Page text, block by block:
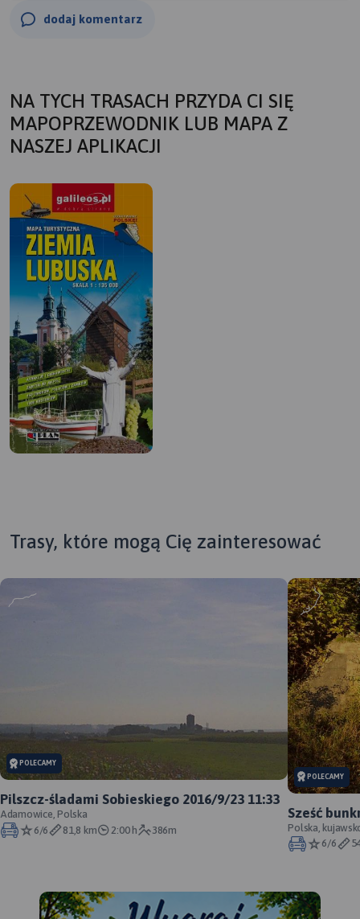
dodaj komentarz
NA TYCH TRASACH PRZYDA CI SIĘ
MAPOPRZEWODNIK LUB MAPA Z
NASZEJ APLIKACJI
atrakcjami turystycznymi. Na
mapie umieszczono grafiki
atrakcji turystycznych.
Trasy, które mogą Cię zainteresować
POLECAMY
Pilszcz-śladami Sobieskiego 2016/9/23 11:33
Adamowice, Polska
6/6
81,8 km 2:00 h 386m
POLECAMY
Sześć
Polska,
6/6